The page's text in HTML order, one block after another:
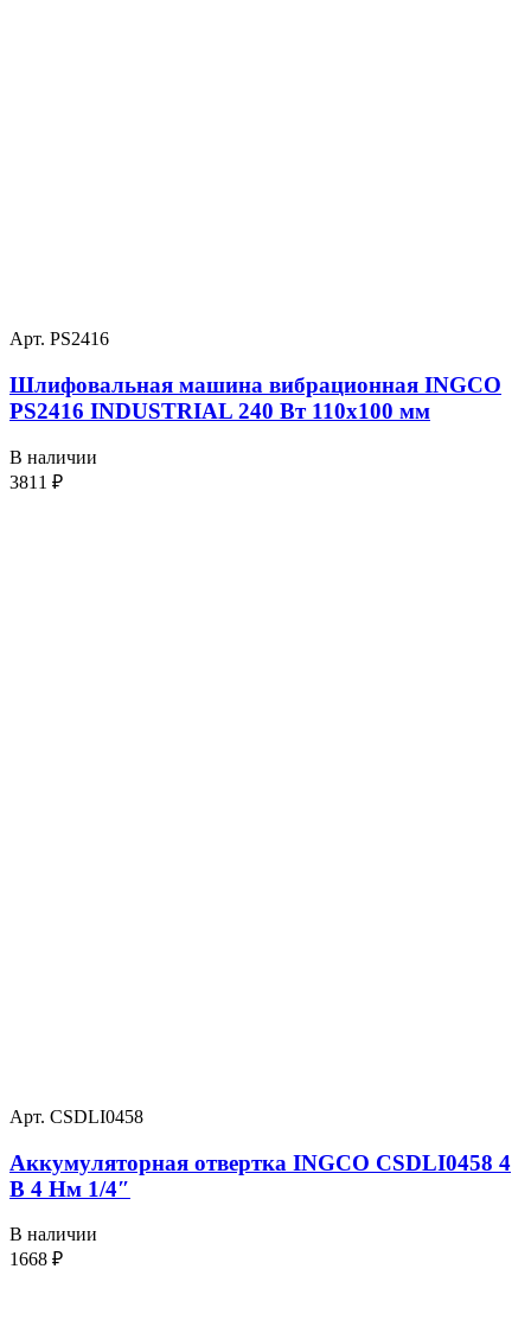
Арт. PS2416
Шлифовальная машина вибрационная INGCO
PS2416 INDUSTRIAL 240 Вт 110х100 мм
В наличии
3811 ₽
Арт. CSDLI0458
Аккумуляторная отвертка INGCO CSDLI0458 4
В 4 Нм 1/4″
В наличии
1668 ₽